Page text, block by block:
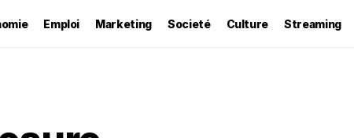
Emploi Marketing Societé Culture Streaming